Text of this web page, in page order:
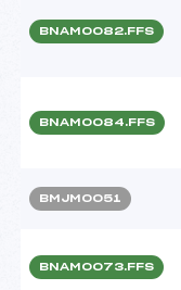
BNAM0082.FFS
BNAM0084.FFS
BMJM0051
BNAM0073.FFS